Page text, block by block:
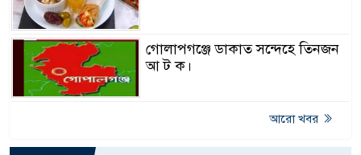
গোলাপগঞ্জে ডাকাত সন্দেহে তিনজন
আ ট ক।
আরো খবর